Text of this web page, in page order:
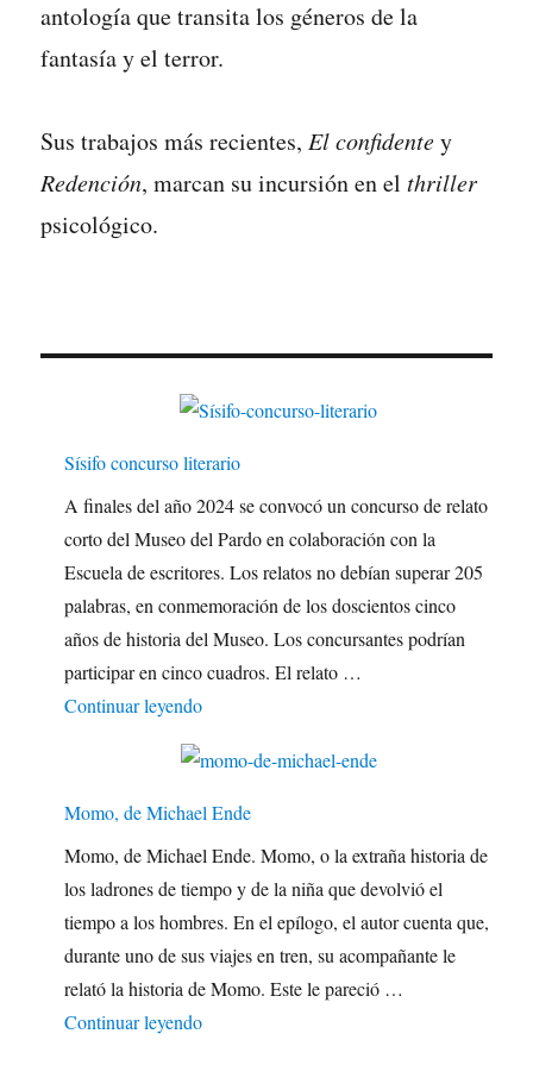
antología que transita los géneros de la
fantasía y el terror.
Sus trabajos más recientes,El confidentey
Redención, marcan su incursión en elthriller
psicológico.
Sísifo concurso literario
A finales del año 2024 se convocó un concurso de relato
corto del Museo del Pardo en colaboración con la
Escuela de escritores. Los relatos no debían superar 205
palabras, en conmemoración de los doscientos cinco
años de historia del Museo. Los concursantes podrían
participar en cinco cuadros. El relato …
Continuar leyendo"Sísifo concurso literario"
Momo, de Michael Ende
Momo, de Michael Ende. Momo, o la extraña historia de
los ladrones de tiempo y de la niña que devolvió el
tiempo a los hombres. En el epílogo, el autor cuenta que,
durante uno de sus viajes en tren, su acompañante le
relató la historia de Momo. Este le pareció …
Continuar leyendo"Momo, de Michael Ende"